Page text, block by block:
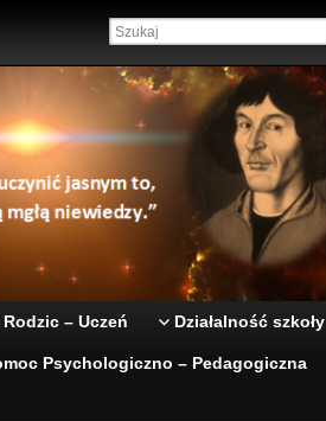
– Uczeń Działalność szkoły
Psychologiczno – Pedagogiczna